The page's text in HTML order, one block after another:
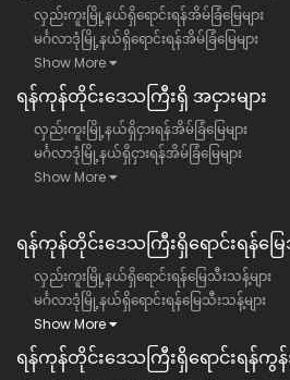
လှည်းကူးမြို့နယ်ရှိရောင်းရန်အိမ်ခြံမြေများ
မင်္ဂလာဒုံမြို့နယ်ရှိရောင်းရန်အိမ်ခြံမြေများ
Show More
ရန်​ကုန်တိုင်းဒေသကြီး​ရှိ အငှားများ
လှည်းကူးမြို့နယ်ရှိငှားရန်အိမ်ခြံမြေများ
မင်္ဂလာဒုံမြို့နယ်ရှိငှားရန်အိမ်ခြံမြေများ
Show More
ရန်ကုန်တိုင်းဒေသကြီး​ရှိရောင်းရန်မြေ
လှည်းကူးမြို့နယ်ရှိရောင်းရန်မြေသီးသန့်များ
မင်္ဂလာဒုံမြို့နယ်ရှိရောင်းရန်မြေသီးသန့်များ
Show More
ရန်ကုန်တိုင်းဒေသကြီး​ရှိရောင်းရန်ကွန်ဒို